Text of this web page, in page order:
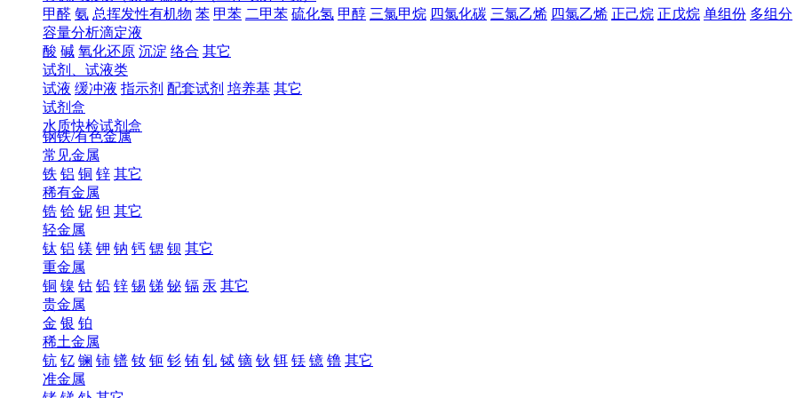
甲醛 氨 总挥发性有机物 苯 甲苯 二甲苯 硫化氢 甲醇 三氯甲烷 四氯化碳 三氯乙烯 四氯乙烯 正己烷 正戊烷 单组份 多组分
容量分析滴定液
酸 碱 氧化还原 沉淀 络合 其它
试剂、试液类
试液 缓冲液 指示剂 配套试剂 培养基 其它
试剂盒
水质快检试剂盒
钢铁/有色金属
常见金属
铁 铝 铜 锌 其它
稀有金属
锆 铪 铌 钽 其它
轻金属
钛 铝 镁 钾 钠 钙 锶 钡 其它
重金属
铜 镍 钴 铅 锌 锡 锑 铋 镉 汞 其它
贵金属
金 银 铂
稀土金属
钪 钇 镧 铈 镨 钕 钷 钐 铕 钆 铽 镝 钬 铒 铥 镱 镥 其它
准金属